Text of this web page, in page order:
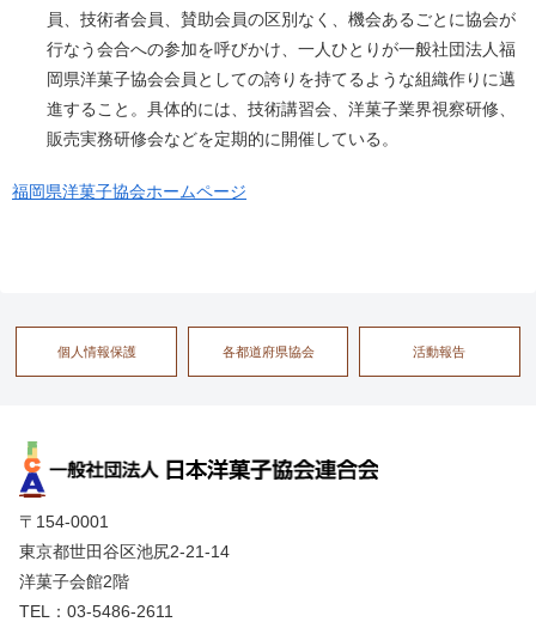
員、技術者会員、賛助会員の区別なく、機会あるごとに協会が
行なう会合への参加を呼びかけ、一人ひとりが一般社団法人福
岡県洋菓子協会会員としての誇りを持てるような組織作りに邁
進すること。具体的には、技術講習会、洋菓子業界視察研修、
販売実務研修会などを定期的に開催している。
福岡県洋菓子協会ホームページ
個人情報保護 各都道府県協会 活動報告
〒154-0001
東京都世田谷区池尻2-21-14
洋菓子会館2階
TEL：03-5486-2611